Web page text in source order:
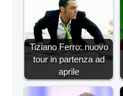
Tiziano Ferro: nuovo
tour in partenza ad
aprile